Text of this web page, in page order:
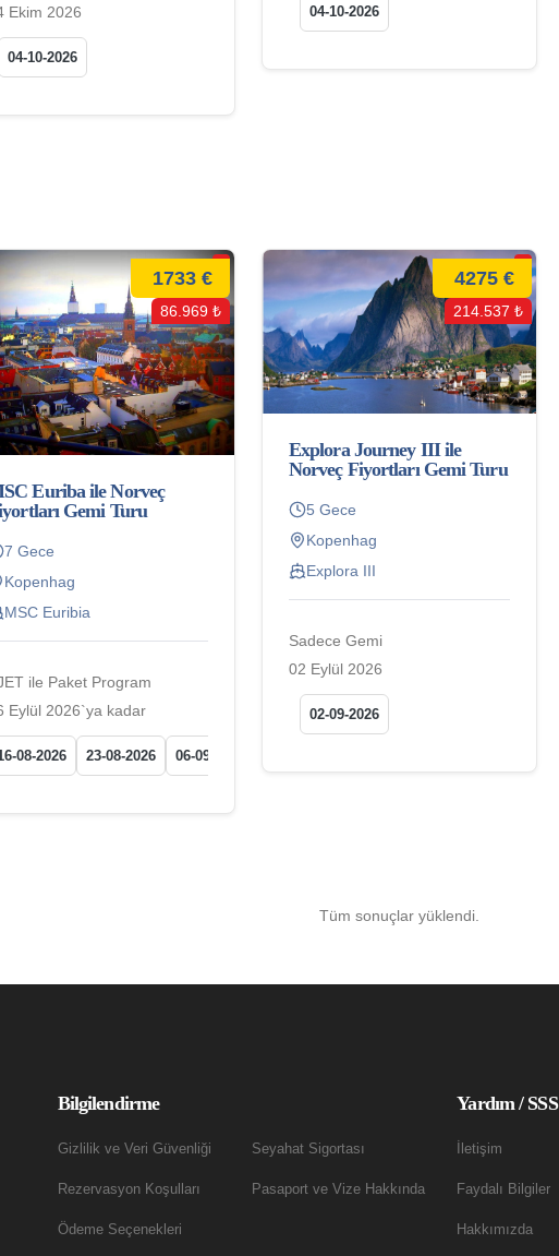
Ekim 2026
04-10-2026
04-10-2026
1733 €
86.969 ₺
Euriba ile Norveç
Gemi Turu
7 Gece
Kopenhag
MSC Euribia
ile Paket Program
Eylül 2026`ya kadar
08-2026 23-08-2026 06-09-2026
4275 €
214.537 ₺
Explora Journey III ile
Norveç Fiyortları Gemi Turu
5 Gece
Kopenhag
Explora III
Sadece Gemi
02 Eylül 2026
02-09-2026
Tüm sonuçlar yüklendi.
Bilgilendirme
Gizlilik ve Veri Güvenliği
Rezervasyon Koşulları
Ödeme Seçenekleri
Seyahat Sigortası
Pasaport ve Vize Hakkında
Yardım / SSS
İletişim
Faydalı Bilgiler
Hakkımızda